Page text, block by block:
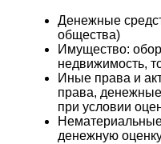
Денежные
общества)
Имущество:
недвижимость,
Иные права и
права,
при условии
денежную